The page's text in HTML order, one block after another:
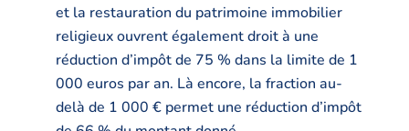
et la restauration du patrimoine immobilier
religieux ouvrent également droit à une
réduction d’impôt de 75 % dans la limite de 1
000 euros par an. Là encore, la fraction au-
delà de 1 000 € permet une réduction d’impôt